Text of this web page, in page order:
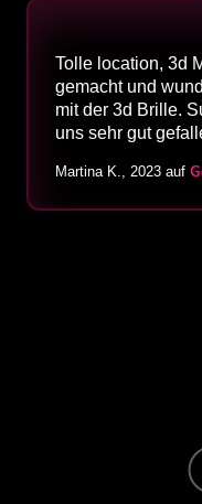
Tolle location, 3d
gemacht und
mit der 3d Brille.
uns sehr gut
Martina K., 2023 auf